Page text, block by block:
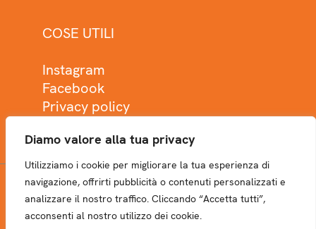
Diamo valore alla tua privacy
Utilizziamo i cookie per migliorare la tua esperienza di
navigazione, offrirti pubblicità o contenuti personalizzati e
analizzare il nostro traffico. Cliccando “Accetta tutti”,
acconsenti al nostro utilizzo dei cookie.
COSE UTILI
Instagram
Facebook
Privacy policy
NEWSLETTER